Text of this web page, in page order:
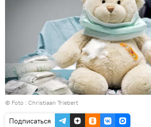
© Foto : Christiaan Triebert
Подписаться